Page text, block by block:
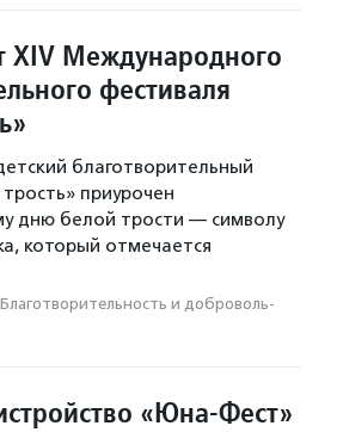
ХIV Международного
фестиваля
благотворительный
приурочен
дню белой трости — символу
который отмечается
Благотвори­тель­ность и доброволь­
«Юна-Фест»